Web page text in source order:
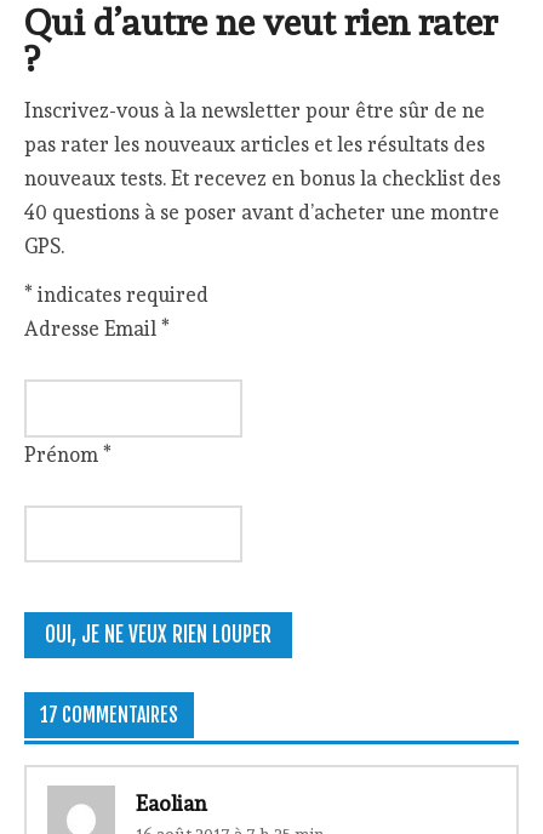
Qui d’autre ne veut rien rater
?
Inscrivez-vous à la newsletter pour être sûr de ne
pas rater les nouveaux articles et les résultats des
nouveaux tests. Et recevez en bonus la checklist des
40 questions à se poser avant d’acheter une montre
GPS.
* indicates required
Adresse Email*
Prénom*
17 COMMENTAIRES
Eaolian